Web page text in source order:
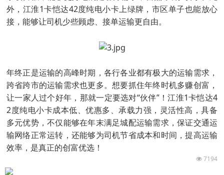
外，江淮1卡恺达42度纯电小卡上绿牌，市区单子也能放心
接，能够让司机少些顾虑、接单运输更自由。
年终正是运输的高峰时期，各行各业都有极大的运输需求，
跨省跨市的运输需求也更多。想要抓住年终时机多赚创富，
让一家人过个好年，那就一定要选对“伙伴”！江淮1卡恺达4
2度纯电小卡成本低、优惠多、承载力强，灵活性高，具备
多元优势，不仅能够在年末满足城配运输需求，保证交通运
输网络正常运转，还能够为司机节省成本和时间，提高运输
效率，是真正的创富优选！
7194